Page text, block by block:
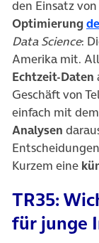
den Einsatz
Optimierung
Data Science:
Amerika mit.
Echtzeit-Daten
Geschäft von
einfach mit
Analysen
Kurzem eine
TR35:
für junge